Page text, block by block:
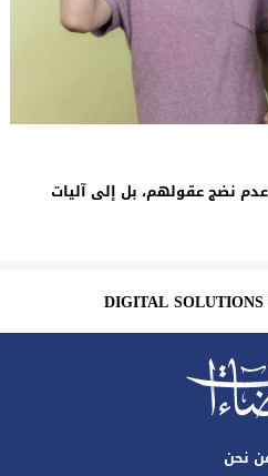
نضج عقولهم، بل إلى آليات
DIGITAL
نحن